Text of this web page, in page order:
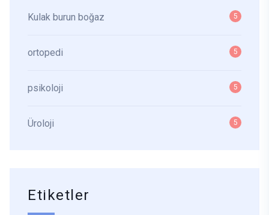
Kulak burun boğaz 5
ortopedi 5
psikoloji 5
Üroloji 5
Etiketler